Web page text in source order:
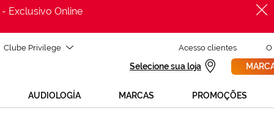
Exclusivo Online
Clube Privilege Acesso clientes O
Selecione sua loja
AUDIOLOGÍA MARCAS PROMOÇÕES